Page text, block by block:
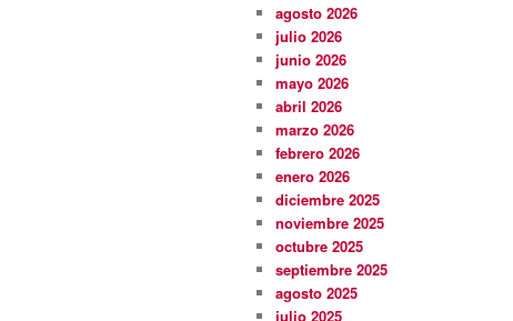
agosto 2026
julio 2026
junio 2026
mayo 2026
abril 2026
marzo 2026
febrero 2026
enero 2026
diciembre 2025
noviembre 2025
octubre 2025
septiembre 2025
agosto 2025
julio 2025